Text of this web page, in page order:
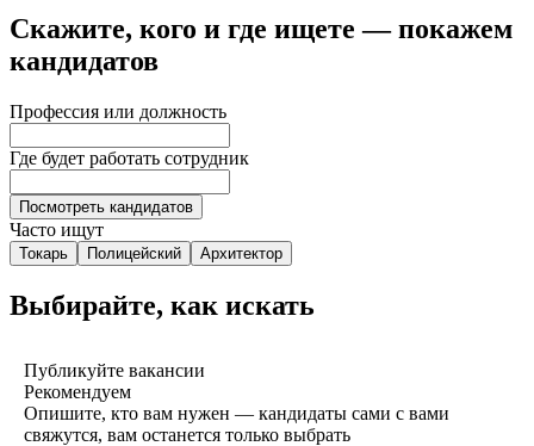
Скажите, кого и где ищете — покажем
кандидатов
Профессия или должность
Где будет работать сотрудник
Посмотреть кандидатов
Часто ищут
Токарь Полицейский Архитектор
Выбирайте, как искать
Публикуйте вакансии
Рекомендуем
Опишите, кто вам нужен — кандидаты сами с вами
свяжутся, вам останется только выбрать